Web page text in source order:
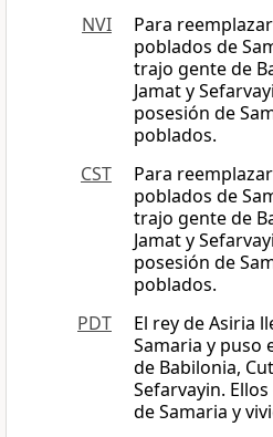
NVI
Para
poblados de
trajo gente de
Jamat y
posesión de
poblados.
CST
Para
poblados de
trajo gente de
Jamat y
posesión de
poblados.
PDT
El rey de Asiria
Samaria y puso
de Babilonia,
Sefarvayin.
de Samaria y